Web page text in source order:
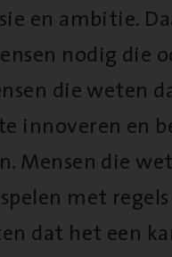
en ambitie.
nodig die
die weten
innoveren en
Mensen die
met
dat het een